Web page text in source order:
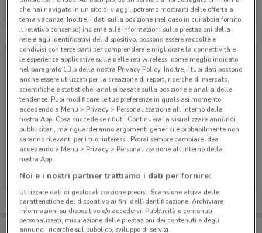
Scade il 02/09 2 km
VisionOttica
Porta DoveConviene sempre con te!
che hai navigato in un sito di viaggi, potremo mostrarti delle offerte a
tema vacanze. Inoltre, i dati sulla posizione (nel caso in cui abbia fornito
il relativo consenso) insieme alle informazioni sulle prestazioni della
rete e agli identificativi del dispositivo, possono essere raccolte e
condivisi con terze parti per comprendere e migliorare la connettività e
le esperienze applicative sulle delle reti wireless, come meglio indicato
nel paragrafo 13.b della nostra Privacy Policy. Inoltre, i tuoi dati possono
anche essere utilizzati per la creazione di report, ricerche di mercato,
scientifiche e statistiche, analisi basate sulla posizione e analisi delle
tendenze. Puoi modificare le tue preferenze in qualsiasi momento
accedendo a Menu > Privacy > Personalizzazione all'interno della
nostra App. Cosa succede se rifiuti: Continuerai a visualizzare annunci
pubblicitari, ma riguarderanno argomenti generici e probabilmente non
saranno rilevanti per i tuoi interessi. Potrai sempre cambiare idea
accedendo a Menu > Privacy > Personalizzazione all'interno della
nostra App.
Noi e i nostri partner trattiamo i dati per fornire:
Utilizzare dati di geolocalizzazione precisi. Scansione attiva delle
caratteristiche del dispositivo ai fini dell’identificazione. Archiviare
informazioni su dispositivo e/o accedervi. Pubblicità e contenuti
personalizzati, misurazione delle prestazioni dei contenuti e degli
annunci, ricerche sul pubblico, sviluppo di servizi.